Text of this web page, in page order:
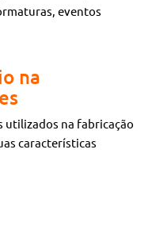
eventos
na
utilizados na fabricação
características